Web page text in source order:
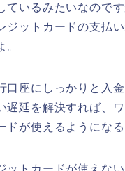
ているみたいなので
ジットカードの支払
。
口座にしっかりと入
遅延を解決すれば、
ドが使えるようになる
ットカードが使えな